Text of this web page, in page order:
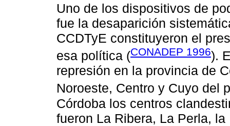
Uno de los dispositivos de
fue la desaparición
CCDTyE constituyeron el
esa política (CONADEP 1996).
represión en la provincia de
Noroeste, Centro y Cuyo del
Córdoba los centros
fueron La Ribera, La Perla,